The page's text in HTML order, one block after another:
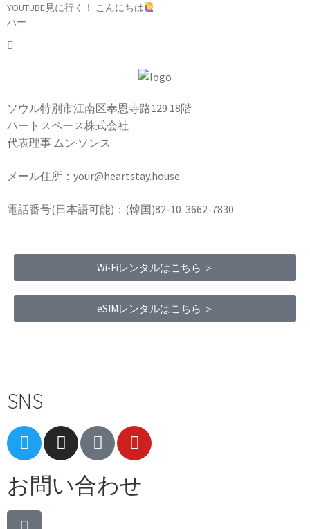
YOUTUBE見に行く！ こんにちは
ハー
ソウル特別市江南区奉恩寺路129 18階
ハートスペース株式会社
代表理事 ムン·ソンス
メール住所：your@heartstay.house
電話番号(日本語可能)：(韓国)82-10-3662-7830
Wi-Fiレンタルはこちら ＞
eSIMレンタルはこちら ＞
SNS
お問い合わせ